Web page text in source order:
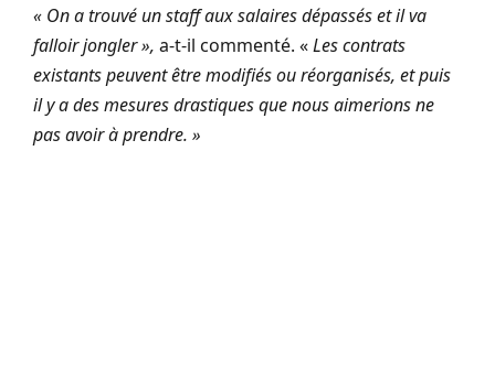
« On a trouvé un staff aux salaires dépassés et il va
falloir jongler », a-t-il commenté. «Les contrats
existants peuvent être modifiés ou réorganisés, et puis
il y a des mesures drastiques que nous aimerions ne
pas avoir à prendre. »